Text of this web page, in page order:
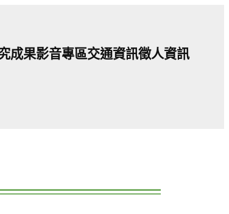
成果影音專區交通資訊徵人資訊